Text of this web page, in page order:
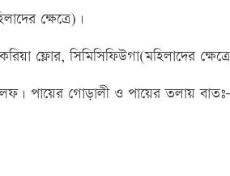
ক্ষেত্রে)।
ফ্লোর, সিমিসিফিউগা(মহিলাদের
পায়ের গোড়ালী ও পায়ের তলায়